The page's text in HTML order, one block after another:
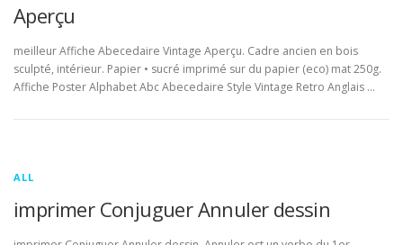
Aperçu
meilleur Affiche Abecedaire Vintage Aperçu. Cadre ancien en bois
sculpté, intérieur. Papier • sucré imprimé sur du papier (eco) mat 250g.
Affiche Poster Alphabet Abc Abecedaire Style Vintage Retro Anglais …
ALL
imprimer Conjuguer Annuler dessin